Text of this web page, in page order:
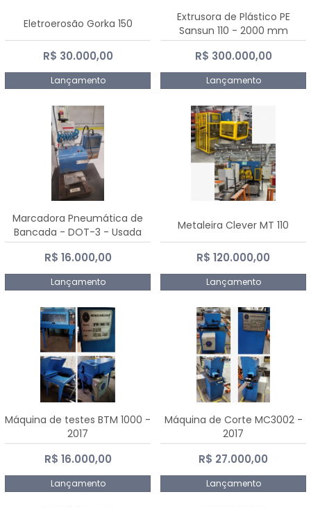
Eletroerosão Gorka 150
R$ 30.000,00
Lançamento
Extrusora de Plástico PE
Sansun 110 - 2000 mm
R$ 300.000,00
Lançamento
Marcadora Pneumática de
Bancada - DOT-3 - Usada
R$ 16.000,00
Lançamento
Metaleira Clever MT 110
R$ 120.000,00
Lançamento
Máquina de testes BTM 1000 -
2017
R$ 16.000,00
Lançamento
Máquina de Corte MC3002 -
2017
R$ 27.000,00
Lançamento